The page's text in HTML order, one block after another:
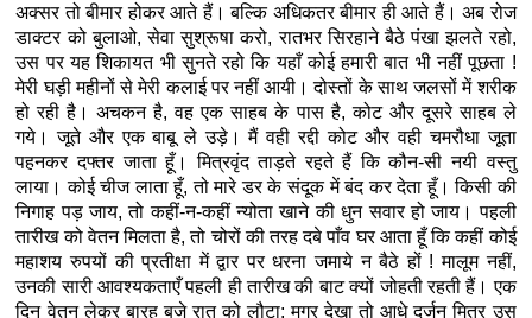
अक्सर तो बीमार होकर आते हैं। बल्कि अधिकतर बीमार ही आते हैं। अब रोज
डाक्टर को बुलाओ, सेवा सुश्रूषा करो, रातभर सिरहाने बैठे पंखा झलते रहो,
उस पर यह शिकायत भी सुनते रहो कि यहाँ कोई हमारी बात भी नहीं पूछता !
मेरी घड़ी महीनों से मेरी कलाई पर नहीं आयी। दोस्तों के साथ जलसों में शरीक
हो रही है। अचकन है, वह एक साहब के पास है, कोट और दूसरे साहब ले
गये। जूते और एक बाबू ले उड़े। मैं वही रद्दी कोट और वही चमरौधा जूता
पहनकर दफ्तर जाता हूँ। मित्रवृंद ताड़ते रहते हैं कि कौन-सी नयी वस्तु
लाया। कोई चीज लाता हूँ, तो मारे डर के संदूक में बंद कर देता हूँ। किसी की
निगाह पड़ जाय, तो कहीं-न-कहीं न्योता खाने की धुन सवार हो जाय। पहली
तारीख को वेतन मिलता है, तो चोरों की तरह दबे पाँव घर आता हूँ कि कहीं कोई
महाशय रुपयों की प्रतीक्षा में द्वार पर धरना जमाये न बैठे हों ! मालूम नहीं,
उनकी सारी आवश्यकताएँ पहली ही तारीख की बाट क्यों जोहती रहती हैं। एक
दिन वेतन लेकर बारह बजे रात को लौटा; मगर देखा तो आधे दर्जन मित्र उस